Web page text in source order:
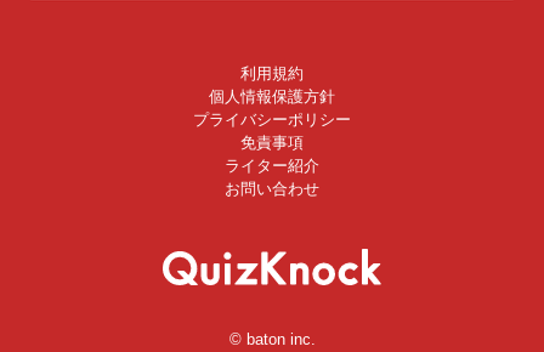
利用規約
個人情報保護方針
プライバシーポリシー
免責事項
ライター紹介
お問い合わせ
© baton inc.